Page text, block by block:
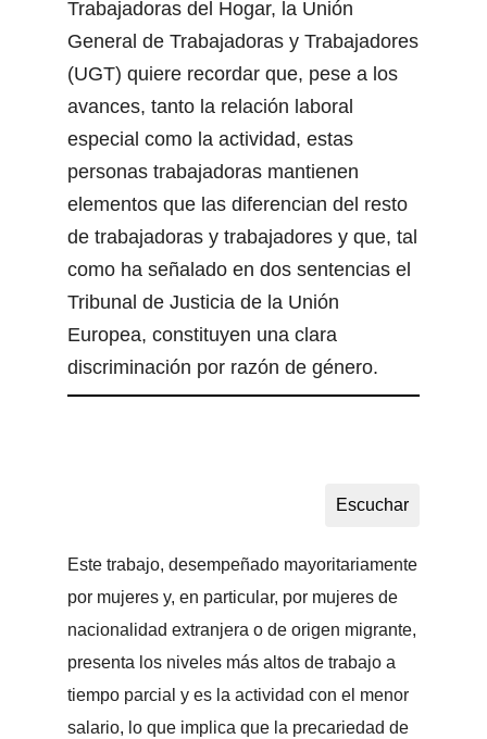
Trabajadoras del Hogar, la Unión
General de Trabajadoras y Trabajadores
(UGT) quiere recordar que, pese a los
avances, tanto la relación laboral
especial como la actividad, estas
personas trabajadoras mantienen
elementos que las diferencian del resto
de trabajadoras y trabajadores y que, tal
como ha señalado en dos sentencias el
Tribunal de Justicia de la Unión
Europea, constituyen una clara
discriminación por razón de género.
Este trabajo, desempeñado mayoritariamente
por mujeres y, en particular, por mujeres de
nacionalidad extranjera o de origen migrante,
presenta los niveles más altos de trabajo a
tiempo parcial y es la actividad con el menor
salario, lo que implica que la precariedad de